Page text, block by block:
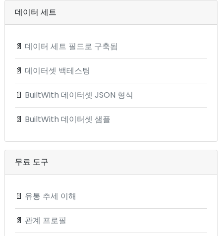
데이터 세트
📄 데이터 세트 필드로 구축됨
📄 데이터셋 백테스팅
📄 BuiltWith 데이터셋 JSON 형식
📄 BuiltWith 데이터셋 샘플
무료 도구
📄 유통 추세 이해
📄 관계 프로필